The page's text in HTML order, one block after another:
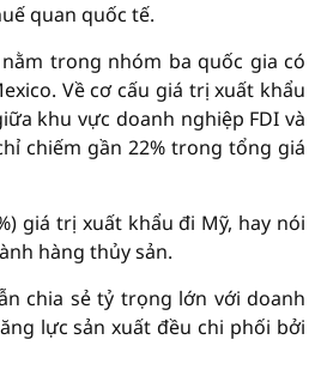
quan quốc tế.
trong nhóm ba quốc gia có
Về cơ cấu giá trị xuất khẩu
khu vực doanh nghiệp FDI và
chiếm gần 22% trong tổng giá
giá trị xuất khẩu đi Mỹ, hay nói
hàng thủy sản.
chia sẻ tỷ trọng lớn với doanh
lực sản xuất đều chi phối bởi